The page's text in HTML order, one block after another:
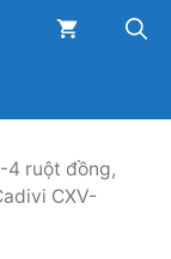
4 ruột đồng,
CXV-